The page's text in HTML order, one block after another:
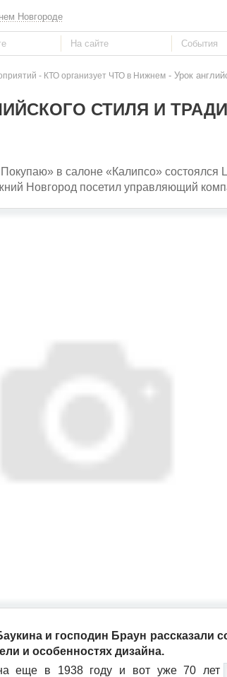
Новгороде
- КТО организует ЧТО в Нижнем - Урок
СТИЛЯ И
в салоне «Калипсо» состоялся
Новгород посетил управляющий
и господин Браун рассказали
и особенностях дизайна.
еще в 1938 году и вот уже 70 лет